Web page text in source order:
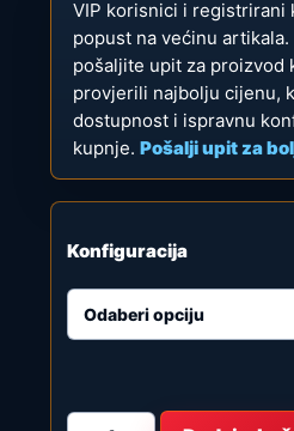
VIP korisnici i registrirani
popust na većinu
pošaljite upit za proizvod
provjerili najbolju cijenu,
dostupnost i ispravnu
kupnje. Pošalji upit za
Konfiguracija
Op-